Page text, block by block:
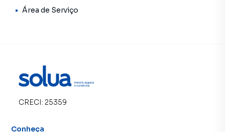
Área de Serviço
CRECI: 25359
Conheça